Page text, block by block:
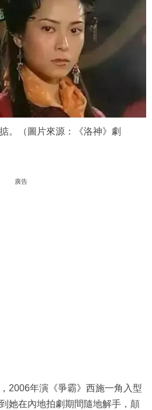
。（圖片來源：《洛神》劇
廣告
2006年演《爭霸》西施一角入型
她在內地拍劇期間隨地解手，顛